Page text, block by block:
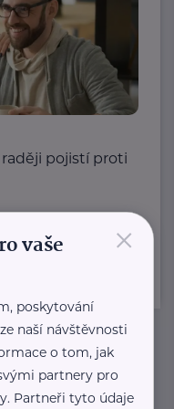
pojistí proti
×
vaše
poskytování
naší návštěvnosti
o tom, jak
partnery pro
Partneři tyto údaje